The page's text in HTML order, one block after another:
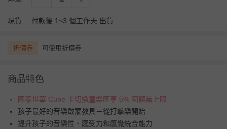
現貨 付款後 1~3 個工作天 出貨
折價券 可使用折價券
商品特色
國泰世華 Cube 卡切換童樂匯享 5% 回饋無上限
孩子最好的音樂啟蒙教具－從打擊樂開始
提升孩子的音樂性、感受力和感覺統合能力